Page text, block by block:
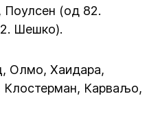
(од 82.
Шешко).
Олмо, Хаидара,
Клостерман, Карваљо,